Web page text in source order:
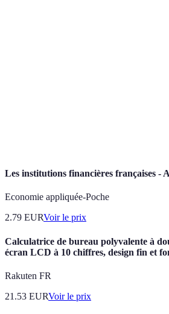
Les institutions financières françaises -
Economie appliquée-Poche
2.79 EURVoir le prix
Calculatrice de bureau polyvalente à
écran LCD à 10 chiffres, design fin et
Rakuten FR
21.53 EURVoir le prix